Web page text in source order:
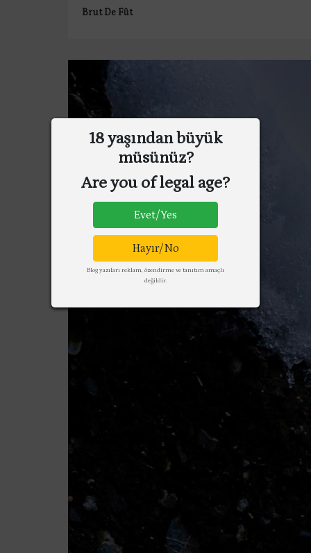
Brut De Fût
18 yaşından büyük
müsünüz?
Are you of legal age?
Evet/Yes
Hayır/No
Blog yazıları reklam, özendirme ve tanıtım amaçlı
değildir.